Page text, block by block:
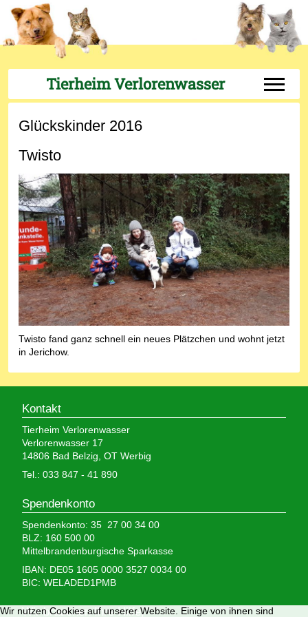
Tierheim Verlorenwasser Off-
Glückskinder 2016
Twisto
Twisto fand ganz schnell ein neues Plätzchen und wohnt jetzt
in Jerichow.
Kontakt
Tierheim Verlorenwasser
Verlorenwasser 17
14806 Bad Belzig, OT Werbig
Tel.: 033 847 - 41 890
Spendenkonto
Spendenkonto: 35 27 00 34 00
BLZ: 160 500 00
Mittelbrandenburgische Sparkasse
IBAN: DE05 1605 0000 3527 0034 00
BIC: WELADED1PMB
Wir brauchen Ihre Hilfe,
Wir nutzen Cookies auf unserer Website. Einige von ihnen sind